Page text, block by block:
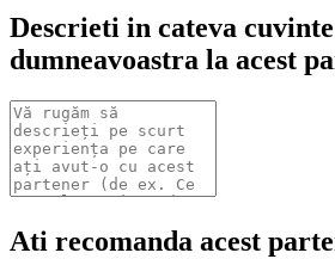
Descrieti in cateva
dumneavoastra la acest
Ati recomanda acest